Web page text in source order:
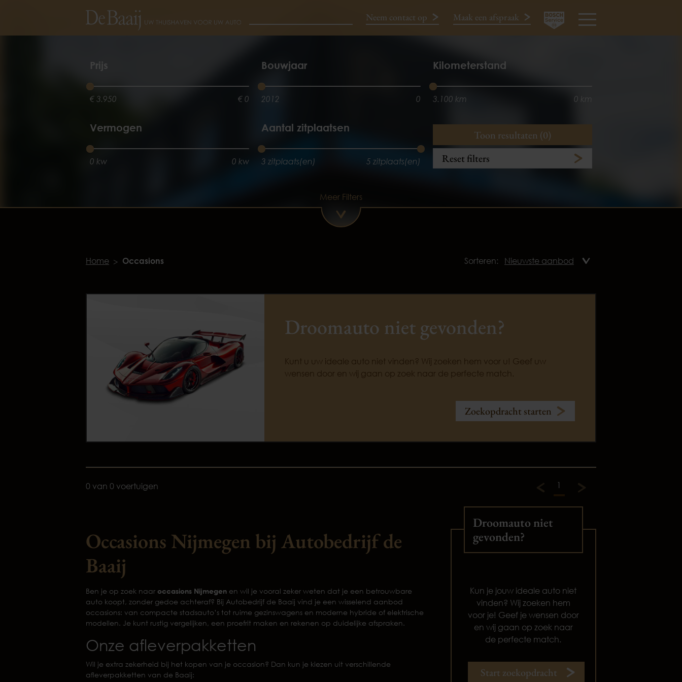
Neem contact op Maak een afspraak
Prijs
€ 3.950 € 0
Bouwjaar
2012 0
Kilometerstand
3.100 km 0 km
Vermogen
0 kw 0 kw
Aantal zitplaatsen
3 zitplaats(en) 5 zitplaats(en)
Toon resultaten (0)
Reset filters
Meer Filters
Home Occasions Sorteren:
Droomauto niet gevonden?
Kunt u uw ideale auto niet vinden? Wij zoeken hem voor u! Geef uw
wensen door en wij gaan op zoek naar de perfecte match.
Zoekopdracht starten
0 van 0 voertuigen 1
Occasions Nijmegen bij Autobedrijf de
Baaij
Ben je op zoek naar occasions Nijmegen en wil je vooral zeker weten dat je een betrouwbare
auto koopt, zonder gedoe achteraf? Bij Autobedrijf de Baaij vind je een wisselend aanbod
occasions: van compacte stadsauto’s tot ruime gezinswagens en moderne hybride of elektrische
modellen. Je kunt rustig vergelijken, een proefrit maken en rekenen op duidelijke afspraken.
Onze afleverpakketten
Wil je extra zekerheid bij het kopen van je occasion? Dan kun je kiezen uit verschillende
afleverpakketten van de Baaij:
Droomauto niet
gevonden?
Kun je jouw ideale auto niet
vinden? Wij zoeken hem
voor je! Geef je wensen door
en wij gaan op zoek naar
de perfecte match.
Start zoekopdracht